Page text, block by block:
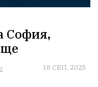
София,
18 СЕП, 2025